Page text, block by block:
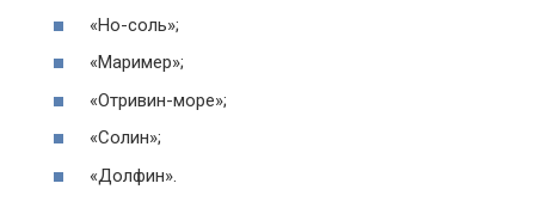
«Но-соль»;
«Маример»;
«Отривин-море»;
«Солин»;
«Долфин».